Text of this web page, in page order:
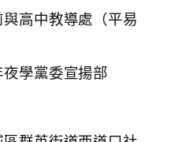
高中教導處（平易
學黨委宣揚部